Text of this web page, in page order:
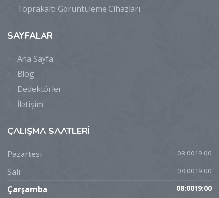
Toprakaltı Görüntüleme Cihazları
SAYFALAR
Ana Sayfa
Blog
Dedektörler
İletişim
ÇALIŞMA SAATLERİ
Pazartesi 08:0019:00
Salı 08:0019:00
Çarşamba 08:0019:00